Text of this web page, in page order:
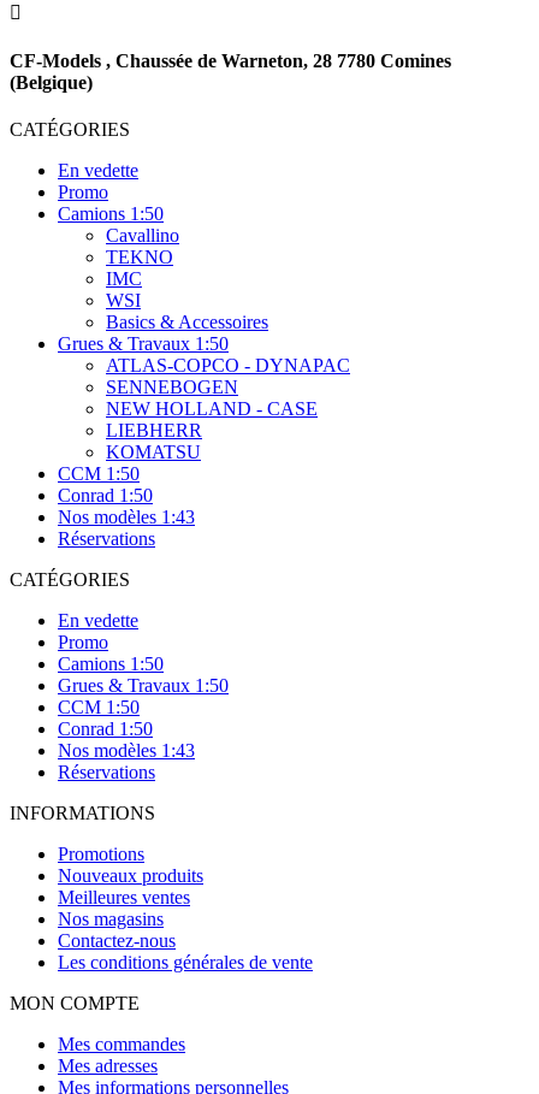

CF-Models , Chaussée de Warneton, 28 7780 Comines
(Belgique)
CATÉGORIES
En vedette
Promo
Camions 1:50
Cavallino
TEKNO
IMC
WSI
Basics & Accessoires
Grues & Travaux 1:50
ATLAS-COPCO - DYNAPAC
SENNEBOGEN
NEW HOLLAND - CASE
LIEBHERR
KOMATSU
CCM 1:50
Conrad 1:50
Nos modèles 1:43
Réservations
CATÉGORIES
En vedette
Promo
Camions 1:50
Grues & Travaux 1:50
CCM 1:50
Conrad 1:50
Nos modèles 1:43
Réservations
INFORMATIONS
Promotions
Nouveaux produits
Meilleures ventes
Nos magasins
Contactez-nous
Les conditions générales de vente
MON COMPTE
Mes commandes
Mes adresses
Mes informations personnelles